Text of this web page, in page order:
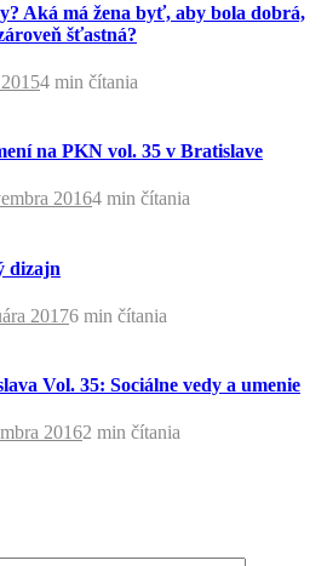
Aká má žena byť, aby bola dobrá,
šťastná?
4 min čítania
na PKN vol. 35 v Bratislave
20164 min čítania
dizajn
20176 min čítania
Vol. 35: Sociálne vedy a umenie
20162 min čítania